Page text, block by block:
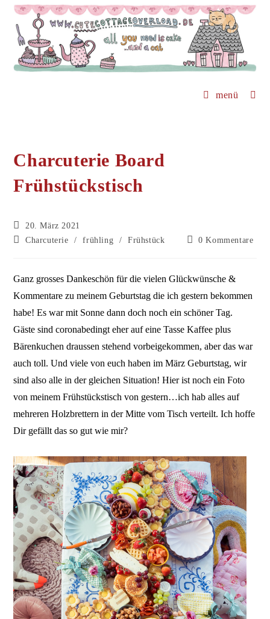
Zum
Inhalt
springen
menü
Charcuterie Board
Frühstückstisch
Beitrag
veröffentlicht:
20. März 2021
Beitrags-
Charcuterie / frühling / Frühstück
Beitrags-
0 Kommentare
Ganz grosses Dankeschön für die vielen Glückwünsche &
Kommentare zu meinem Geburtstag die ich gestern bekommen
habe! Es war mit Sonne dann doch noch ein schöner Tag.
Gäste sind coronabedingt eher auf eine Tasse Kaffee plus
Bärenkuchen draussen stehend vorbeigekommen, aber das war
auch toll. Und viele von euch haben im März Geburtstag, wir
sind also alle in der gleichen Situation! Hier ist noch ein Foto
von meinem Frühstückstisch von gestern…ich hab alles auf
mehreren Holzbrettern in der Mitte vom Tisch verteilt. Ich hoffe
Dir gefällt das so gut wie mir?